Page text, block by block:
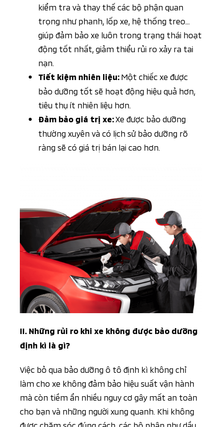
kiểm tra và thay thế các bộ phận quan
trọng như phanh, lốp xe, hệ thống treo…
giúp đảm bảo xe luôn trong trạng thái hoạt
động tốt nhất, giảm thiểu rủi ro xảy ra tai
nạn.
Tiết kiệm nhiên liệu:Một chiếc xe được
bảo dưỡng tốt sẽ hoạt động hiệu quả hơn,
tiêu thụ ít nhiên liệu hơn.
Đảm bảo giá trị xe:Xe được bảo dưỡng
thường xuyên và có lịch sử bảo dưỡng rõ
ràng sẽ có giá trị bán lại cao hơn.
II. Những rủi ro khi xe không được bảo dưỡng
định kì là gì?
Việc bỏ qua bảo dưỡng ô tô định kì không chỉ
làm cho xe không đảm bảo hiệu suất vận hành
mà còn tiềm ẩn nhiều nguy cơ gây mất an toàn
cho bạn và những người xung quanh. Khi không
được chăm sóc đúng cách, các bộ phận như dầu